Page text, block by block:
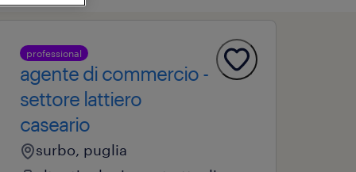
professional
agente di commercio -
settore lattiero
caseario
surbo, puglia